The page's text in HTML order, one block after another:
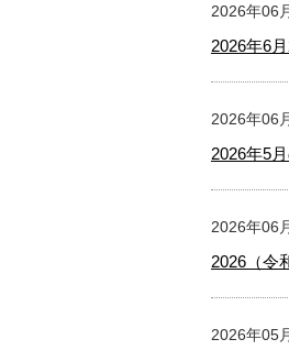
2026年06
2026年6
2026年06
2026年5
2026年06
2026（令
2026年05